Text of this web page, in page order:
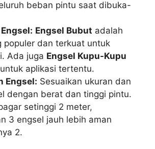
beban pintu saat dibuka-
Engsel Bubut adalah
populer dan terkuat untuk
Ada juga Engsel Kupu-Kupu
untuk aplikasi tertentu.
Engsel: Sesuaikan ukuran dan
dengan berat dan tinggi pintu.
setinggi 2 meter,
3 engsel jauh lebih aman
2.